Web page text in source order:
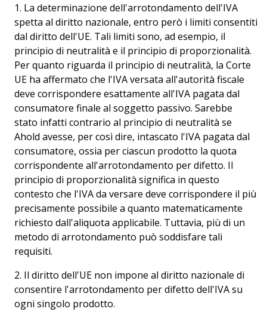
1. La determinazione dell'arrotondamento dell'IVA
spetta al diritto nazionale, entro però i limiti consentiti
dal diritto dell'UE. Tali limiti sono, ad esempio, il
principio di neutralità e il principio di proporzionalità.
Per quanto riguarda il principio di neutralità, la Corte
UE ha affermato che l'IVA versata all'autorità fiscale
deve corrispondere esattamente all'IVA pagata dal
consumatore finale al soggetto passivo. Sarebbe
stato infatti contrario al principio di neutralità se
Ahold avesse, per così dire, intascato l'IVA pagata dal
consumatore, ossia per ciascun prodotto la quota
corrispondente all'arrotondamento per difetto. Il
principio di proporzionalità significa in questo
contesto che l'IVA da versare deve corrispondere il più
precisamente possibile a quanto matematicamente
richiesto dall'aliquota applicabile. Tuttavia, più di un
metodo di arrotondamento può soddisfare tali
requisiti.
2. Il diritto dell'UE non impone al diritto nazionale di
consentire l'arrotondamento per difetto dell'IVA su
ogni singolo prodotto.